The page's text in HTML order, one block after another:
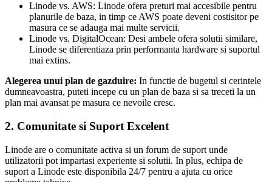
Linode vs. AWS: Linode ofera preturi mai accesibile pentru
planurile de baza, in timp ce AWS poate deveni costisitor pe
masura ce se adauga mai multe servicii.
Linode vs. DigitalOcean: Desi ambele ofera solutii similare,
Linode se diferentiaza prin performanta hardware si suportul
mai extins.
Alegerea unui plan de gazduire: In functie de bugetul si cerintele
dumneavoastra, puteti incepe cu un plan de baza si sa treceti la un
plan mai avansat pe masura ce nevoile cresc.
2. Comunitate si Suport Excelent
Linode are o comunitate activa si un forum de suport unde
utilizatorii pot impartasi experiente si solutii. In plus, echipa de
suport a Linode este disponibila 24/7 pentru a ajuta cu orice